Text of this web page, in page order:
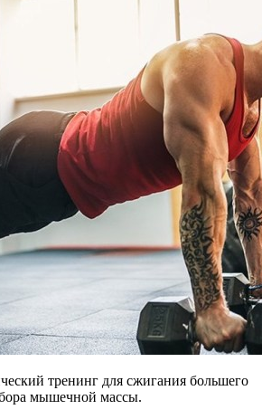
тренинг для сжигания большего
мышечной массы.